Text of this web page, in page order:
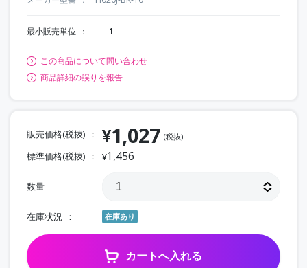
最小販売単位 1
この商品について問い合わせ
商品詳細の誤りを報告
販売価格(税抜) ¥1,027 (税抜)
標準価格(税抜) ¥1,456
数量
在庫状況 在庫あり
カートへ入れる